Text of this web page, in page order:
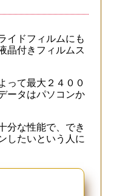
イドフィルムにも
晶付きフィルムス
って最大２４００
ータはパソコンか
分な性能で、でき
したいという人に